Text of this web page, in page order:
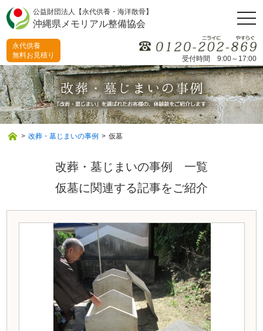
公益財団法人【永代供養・海洋散骨】
沖縄県メモリアル整備協会
受付時間 9:00～17:00
永代供養
無料お見積り
> 改葬・墓じまいの事例 > 仮墓
改葬・墓じまいの事例 一覧
仮墓に関連する記事をご紹介